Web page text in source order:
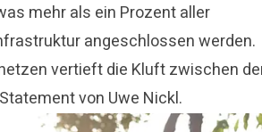
mehr als ein Prozent aller
angeschlossen werden.
vertieft die Kluft zwischen
von Uwe Nickl.